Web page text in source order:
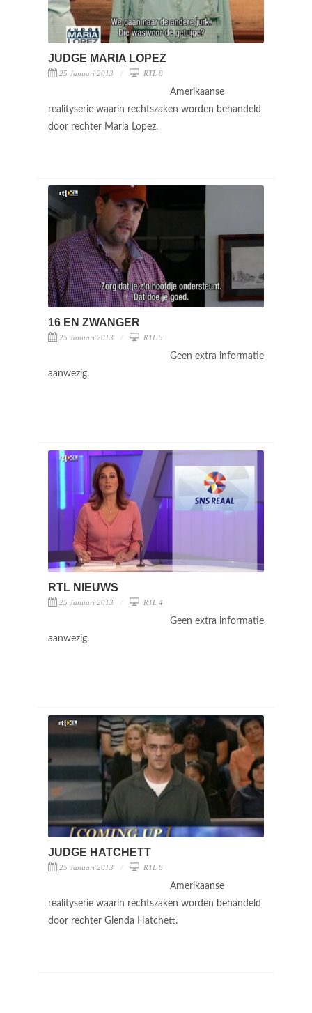
JUDGE MARIA LOPEZ
25 Januari 2013 RTL 8
Amerikaanse
realityserie waarin rechtszaken worden behandeld
door rechter Maria Lopez.
16 EN ZWANGER
25 Januari 2013 RTL 5
Geen extra informatie
aanwezig.
RTL NIEUWS
25 Januari 2013 RTL 4
Geen extra informatie
aanwezig.
JUDGE HATCHETT
25 Januari 2013 RTL 8
Amerikaanse
realityserie waarin rechtszaken worden behandeld
door rechter Glenda Hatchett.